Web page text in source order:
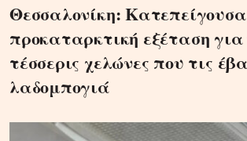
Θεσσαλονίκη: Κατεπείγουσα
προκαταρκτική εξέταση για
τέσσερις χελώνες που τις
λαδομπογιά